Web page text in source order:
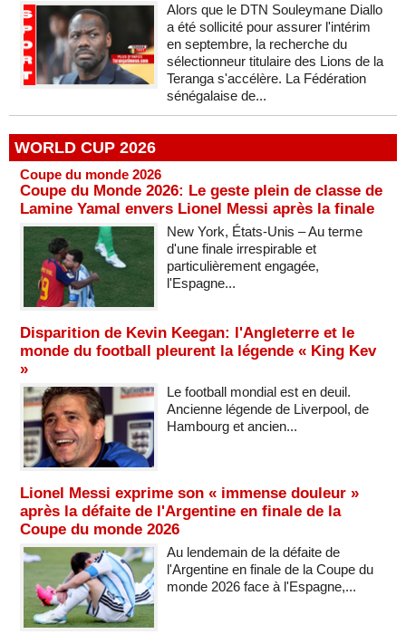
Alors que le DTN Souleymane Diallo
a été sollicité pour assurer l'intérim
en septembre, la recherche du
sélectionneur titulaire des Lions de la
Teranga s'accélère. La Fédération
sénégalaise de...
WORLD CUP 2026
Coupe du monde 2026
Coupe du Monde 2026: Le geste plein de classe de
Lamine Yamal envers Lionel Messi après la finale
New York, États-Unis – Au terme
d'une finale irrespirable et
particulièrement engagée,
l'Espagne...
Disparition de Kevin Keegan: l'Angleterre et le
monde du football pleurent la légende « King Kev
»
Le football mondial est en deuil.
Ancienne légende de Liverpool, de
Hambourg et ancien...
Lionel Messi exprime son « immense douleur »
après la défaite de l'Argentine en finale de la
Coupe du monde 2026
Au lendemain de la défaite de
l'Argentine en finale de la Coupe du
monde 2026 face à l'Espagne,...